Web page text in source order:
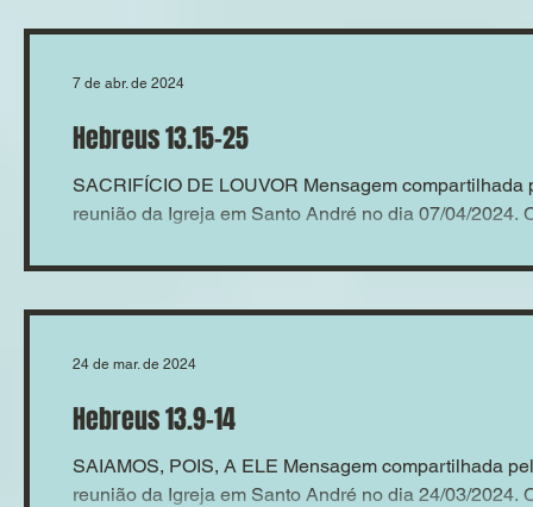
Hebreus 13.15-25
SACRIFÍCIO DE LOUVOR Mensagem
reunião da Igreja em Santo André no dia 07/04/2024.
7 de abr. de 2024
Hebreus 13.9-14
SAIAMOS, POIS, A ELE Mensagem compartilhada
reunião da Igreja em Santo André no dia 24/03/2024.
24 de mar. de 2024